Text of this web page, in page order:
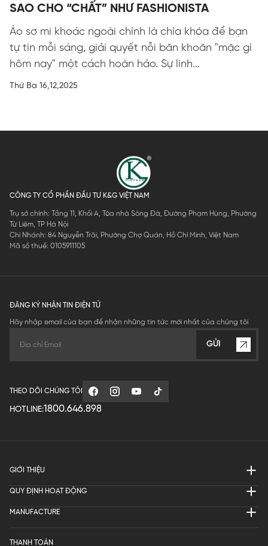
SAO CHO “CHẤT” NHƯ FASHIONISTA
Áo sơ mi khoác ngoài chính là chìa khóa để bạn
tự tin mỗi sáng, giải quyết nỗi băn khoăn "mặc gì
hôm nay" một cách hoàn hảo. Sự linh...
Thứ Ba 16,12,2025
CÔNG TY CỔ PHẦN ĐẦU TƯ K&G VIỆT NAM
Trụ sở chính: Tầng 11, Khối A, Tòa nhà Sông Đà, Đường Phạm Hùng, Phường
Từ Liêm, TP Hà Nội
Chi Nhánh: 84 Nguyễn Trãi, Phường Chợ Quán, Hồ Chí Minh, Việt Nam
Mã số thuế: 0105911105
ĐĂNG KÝ NHẬN TIN ĐIỆN TỬ
Hãy nhập email của bạn để nhận những tin tức mới nhất của chúng tôi
GỬI
THEO DÕI CHÚNG TÔI
HOTLINE:1800.646.898
GIỚI THIỆU
QUY ĐỊNH HOẠT ĐỘNG
MANUFACTURE
THANH TOÁN